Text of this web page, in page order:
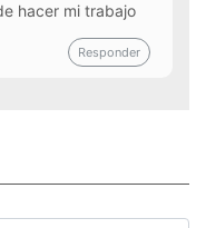
hacer mi trabajo
Responder